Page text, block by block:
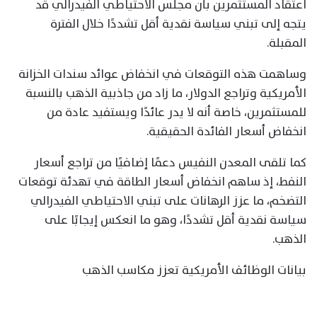
اعتقاد المستثمرين بأن مجلس الاحتياطي الفيدرالي قد
يتجه إلى تبني سياسة نقدية أقل تشددًا خلال الفترة
المقبلة.
وساهمت هذه التوقعات في انخفاض عوائد سندات الخزانة
الأمريكية وتراجع الدولار، ما زاد من جاذبية الذهب بالنسبة
للمستثمرين، خاصة أنه لا يدر عائدًا ويستفيد عادة من
انخفاض أسعار الفائدة الحقيقية.
كما تلقى المعدن النفيس دعمًا إضافيًا من تراجع أسعار
النفط، إذ ساهم انخفاض أسعار الطاقة في تهدئة توقعات
التضخم، ما عزز الرهانات على تبني الاحتياطي الفيدرالي
سياسة نقدية أقل تشددًا، وهو ما انعكس إيجابًا على
الذهب.
بيانات الوظائف الأمريكية تعزز مكاسب الذهب